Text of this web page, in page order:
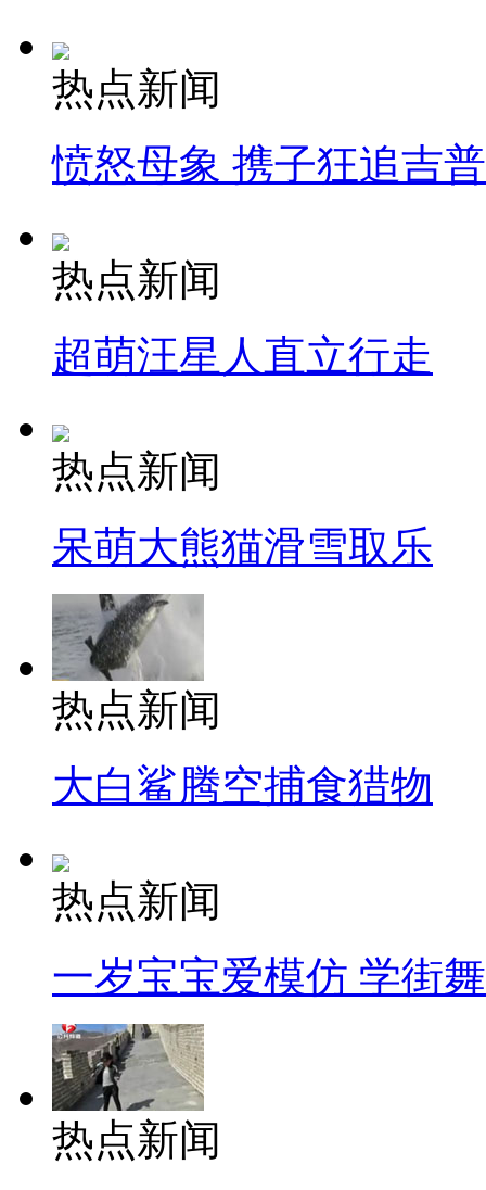
热点新闻
愤怒母象 携子狂追吉
热点新闻
超萌汪星人直立行走
热点新闻
呆萌大熊猫滑雪取乐
热点新闻
大白鲨腾空捕食猎物
热点新闻
一岁宝宝爱模仿 学街
热点新闻